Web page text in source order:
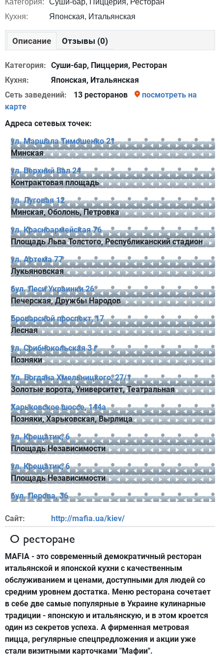
Категория:
Суши-бар, Пиццерия, Ресторан
Кухня:
Японская, Итальянская
Описание Отзывы (0)
Категория: Суши-бар, Пиццерия, Ресторан
Кухня:
Японская, Итальянская
Сеть заведений:
13 ресторанов
посмотреть на
карте
Адреса сетевых точек:
ул. Маршала Тимошенко 21
Минская
ул. Верхний Вал 24
Контрактовая площадь
ул. Луговая 12
Минская, Оболонь, Петровка
ул. Красноармейская 76
Площадь Льва Толстого, Республиканский стадион
ул. Артема 77
Лукьяновская
бул. Леси Украинки 26
Печерская, Дружбы Народов
Броварской проспект, 17
Лесная
ул. Срибнокольская 3 г
Позняки
Ул. Богдана Хмельницкого, 27/1
Золотые ворота, Университет, Театральная
Харьковское шоссе, 144а
Позняки, Харьковская, Вырлица
ул. Крещатик, 6
Площадь Независимости
ул. Крещатик, 6
Площадь Независимости
бул. Перова, 36
Сайт: http://mafia.ua/kiev/
О ресторане
MAFIA - это современный демократичный ресторан
итальянской и японской кухни с качественным
обслуживанием и ценами, доступными для людей со
средним уровнем достатка. Меню ресторана сочетает
в себе две самые популярные в Украине кулинарные
традиции - японскую и итальянскую, и в этом кроется
один из секретов успеха. А фирменная метровая
пицца, регулярные спецпредложения и акции уже
стали визитными карточками "Мафии".